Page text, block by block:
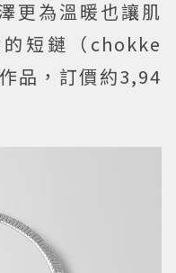
更為溫暖也讓肌
短鏈（chokke
品，訂價約3,94